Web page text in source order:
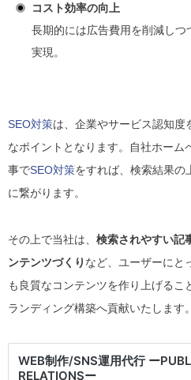
コスト効率の向上
長期的には広告費用を削減し
実現。
SEO対策は、企業やサービス認知度
なポイントとなります。自社ホーム
事でSEO対策をすれば、検索結果の
に繋がります。
その上で当社は、 検索されやすい記
ンテンツづくり など、 ユーザーにと
も良質なコンテンツを作り上げるこ
ランディング構築へ貢献いたします。